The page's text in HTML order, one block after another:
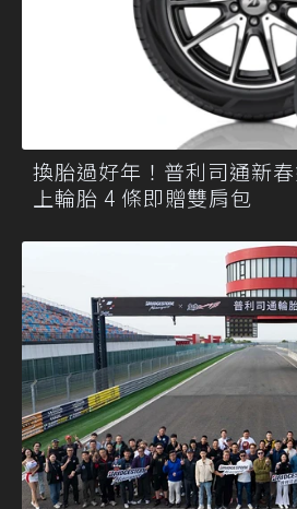
換胎過好年！普利司通新
上輪胎 4 條即贈雙肩包